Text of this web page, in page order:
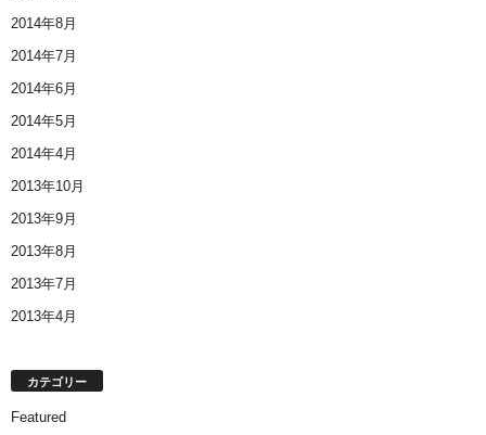
2014年8月
2014年7月
2014年6月
2014年5月
2014年4月
2013年10月
2013年9月
2013年8月
2013年7月
2013年4月
カテゴリー
Featured